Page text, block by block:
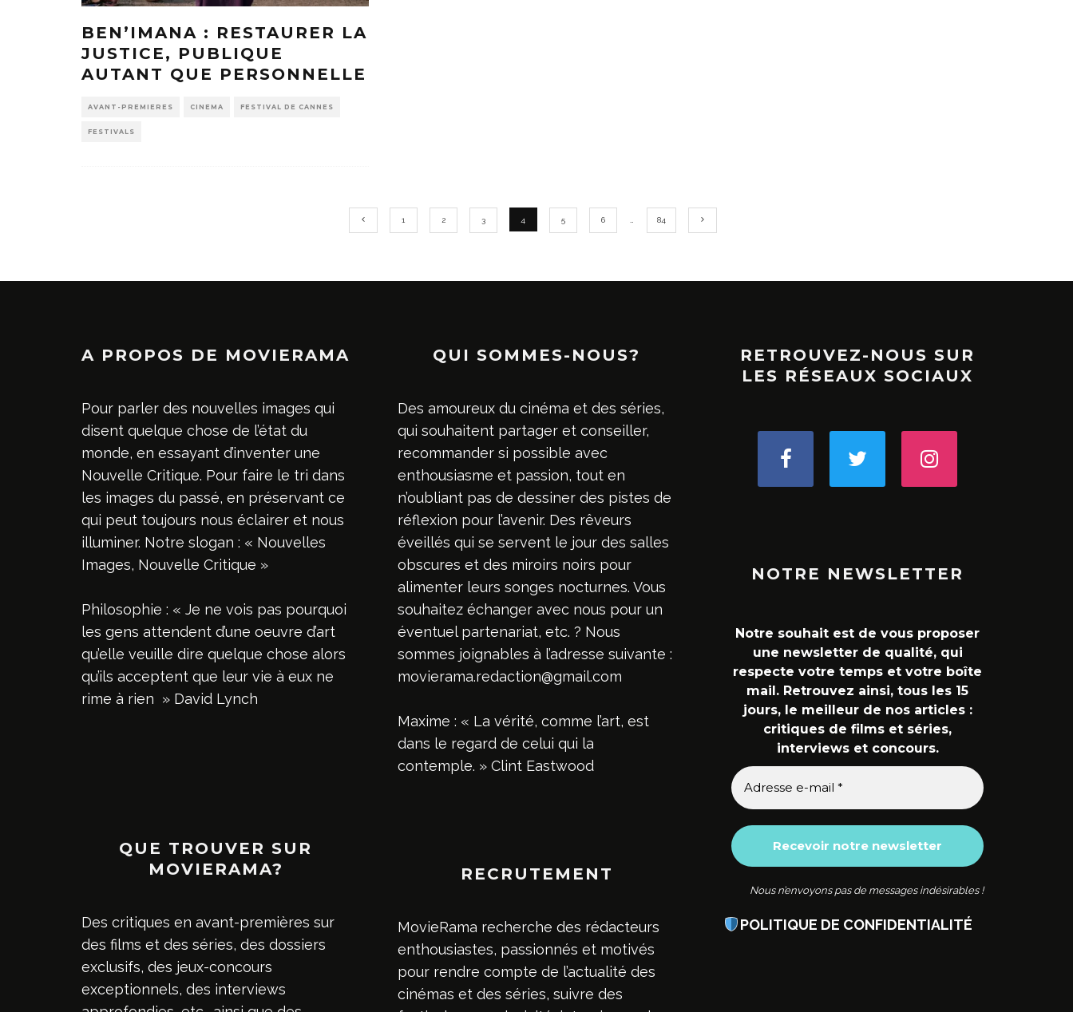
BEN’IMANA : RESTAURER LA
JUSTICE, PUBLIQUE
AUTANT QUE PERSONNELLE
AVANT-PREMIERES CINEMA FESTIVAL DE CANNES
FESTIVALS
1 2 3 4 5 6 84
A PROPOS DE MOVIERAMA
Pour parler des nouvelles images qui
disent quelque chose de l’état du
monde, en essayant d’inventer une
Nouvelle Critique. Pour faire le tri dans
les images du passé, en préservant ce
qui peut toujours nous éclairer et nous
illuminer. Notre slogan : « Nouvelles
Images, Nouvelle Critique »
Philosophie : « Je ne vois pas pourquoi
les gens attendent d’une oeuvre d’art
qu’elle veuille dire quelque chose alors
qu’ils acceptent que leur vie à eux ne
rime à rien » David Lynch
QUE TROUVER SUR
MOVIERAMA?
Des critiques en avant-premières sur
des films et des séries, des dossiers
exclusifs, des jeux-concours
exceptionnels, des interviews
QUI SOMMES-NOUS?
Des amoureux du cinéma et des séries,
qui souhaitent partager et conseiller,
recommander si possible avec
enthousiasme et passion, tout en
n’oubliant pas de dessiner des pistes de
réflexion pour l’avenir. Des rêveurs
éveillés qui se servent le jour des salles
obscures et des miroirs noirs pour
alimenter leurs songes nocturnes. Vous
souhaitez échanger avec nous pour un
éventuel partenariat, etc. ? Nous
sommes joignables à l’adresse suivante :
movierama.redaction@gmail.com
Maxime : « La vérité, comme l’art, est
dans le regard de celui qui la
contemple. » Clint Eastwood
RECRUTEMENT
MovieRama recherche des rédacteurs
enthousiastes, passionnés et motivés
pour rendre compte de l’actualité des
cinémas et des séries, suivre des
RETROUVEZ-NOUS SUR
LES RÉSEAUX SOCIAUX
NOTRE NEWSLETTER
Notre souhait est de vous proposer
une newsletter de qualité, qui
respecte votre temps et votre boîte
mail. Retrouvez ainsi, tous les 15
jours, le meilleur de nos articles :
critiques de films et séries,
interviews et concours.
Nous n’envoyons pas de messages indésirables !
POLITIQUE DE CONFIDENTIALITÉ